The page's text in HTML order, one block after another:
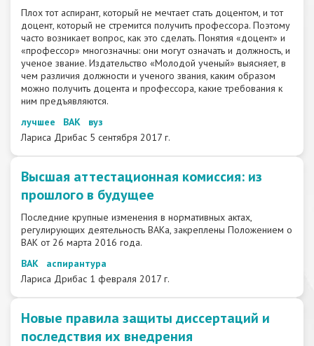
Плох тот аспирант, который не мечтает стать доцентом, и тот
доцент, который не стремится получить профессора. Поэтому
часто возникает вопрос, как это сделать. Понятия «доцент» и
«профессор» многозначны: они могут означать и должность, и
ученое звание. Издательство «Молодой ученый» выясняет, в
чем различия должности и ученого звания, каким образом
можно получить доцента и профессора, какие требования к
ним предъявляются.
лучшее
ВАК
вуз
Лариса Дрибас 5 сентября 2017 г.
Высшая аттестационная комиссия: из
прошлого в будущее
Последние крупные изменения в нормативных актах,
регулирующих деятельность ВАКа, закреплены Положением о
ВАК от 26 марта 2016 года.
ВАК
аспирантура
Лариса Дрибас 1 февраля 2017 г.
Новые правила защиты диссертаций и
последствия их внедрения